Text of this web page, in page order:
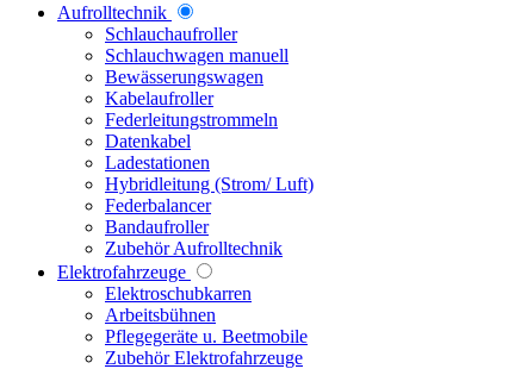
Aufrolltechnik
Schlauchaufroller
Schlauchwagen manuell
Bewässerungswagen
Kabelaufroller
Federleitungstrommeln
Datenkabel
Ladestationen
Hybridleitung (Strom/ Luft)
Federbalancer
Bandaufroller
Zubehör Aufrolltechnik
Elektrofahrzeuge
Elektroschubkarren
Arbeitsbühnen
Pflegegeräte u. Beetmobile
Zubehör Elektrofahrzeuge